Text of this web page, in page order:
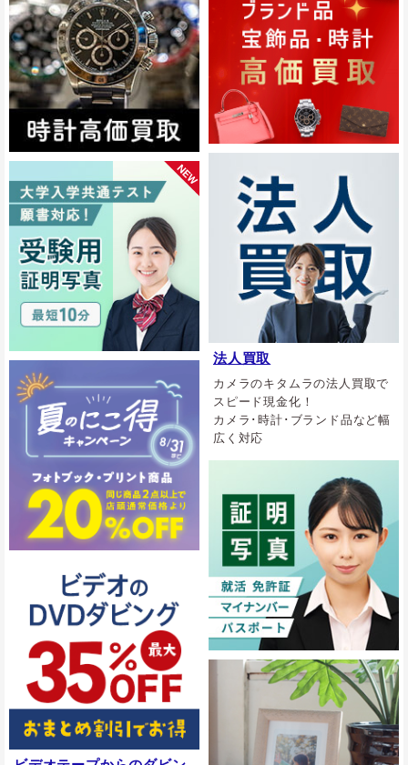
法人買取
カメラのキタムラの法人買取で
スピード現金化！
カメラ･時計･ブランド品など幅
広く対応